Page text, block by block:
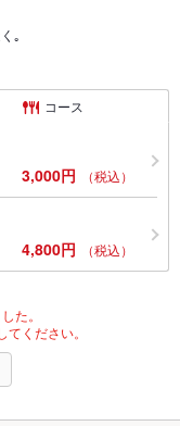
｡
コース
3,000円 （税込）
4,800円 （税込）
た。
ください。